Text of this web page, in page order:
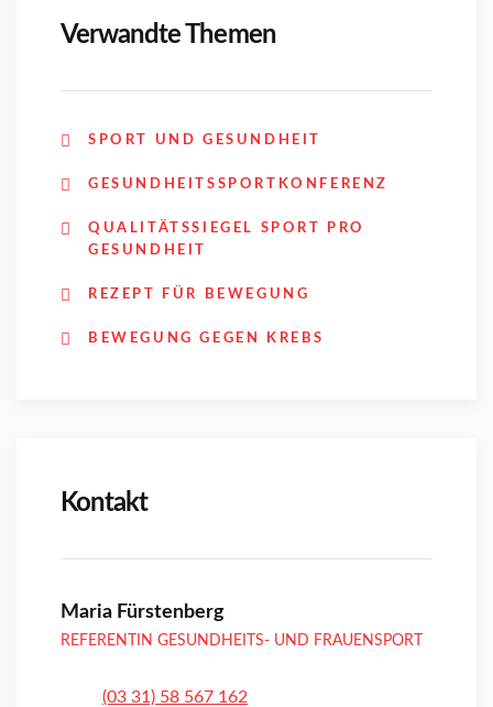
Verwandte Themen
SPORT UND GESUNDHEIT
GESUNDHEITSSPORTKONFERENZ
QUALITÄTSSIEGEL SPORT PRO
GESUNDHEIT
REZEPT FÜR BEWEGUNG
BEWEGUNG GEGEN KREBS
Kontakt
Maria Fürstenberg
REFERENTIN GESUNDHEITS- UND FRAUENSPORT
(03 31) 58 567 162